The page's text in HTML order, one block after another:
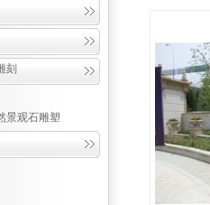
刻
景观石雕塑